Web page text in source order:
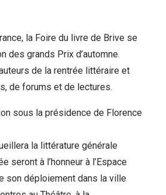
la Foire du livre de Brive se
des grands Prix d’automne.
de la rentrée littéraire et
de forums et de lectures.
sous la présidence de Florence
la littérature générale
seront à l’honneur à l’Espace
son déploiement dans la ville